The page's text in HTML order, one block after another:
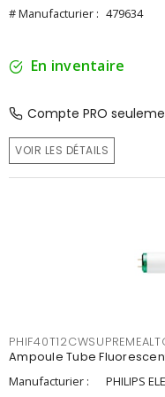
# Manufacturier : 479634
En inventaire
Compte PRO
VOIR LES DÉTAILS
Ampoule Tube
Manufacturier :
PHILIPS